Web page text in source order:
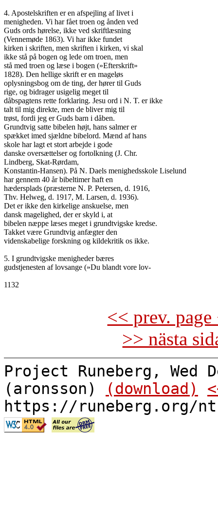
4. Apostelskriften er en afspejling af livet i
menigheden. Vi har fået troen og ånden ved
Guds ords hørelse, ikke ved skriftlæsning
(Vennemøde 1863). Vi har ikke fundet
kirken i skriften, men skriften i kirken, vi skal
ikke stå på bogen og lede om troen, men
stå med troen og læse i bogen (»Efterskrift»
1828). Den hellige skrift er en mageløs
oplysningsbog om de ting, der hører til Guds
rige, og bidrager usigelig meget til
dåbspagtens rette forklaring. Jesu ord i N. T. er ikke
talt til mig direkte, men de bliver mig til
trøst, fordi jeg er Guds barn i dåben.
Grundtvig satte bibelen højt, hans salmer er
spækket imed sjældne bibelord. Mænd af hans
skole har lagt et stort arbejde i gode
danske oversættelser og fortolkning (J. Chr.
Lindberg, Skat-Rørdam,
Konstantin-Hansen). På N. Daels menighedsskole Liselund
har gennem 40 år bibeltimer haft en
hædersplads (præsterne N. P. Petersen, d. 1916,
Thv. Helweg, d. 1917, M. Larsen, d. 1936).
Det er ikke den kirkelige anskuelse, men
dansk magelighed, der er skyld i, at
bibelen næppe læses meget i grundtvigske kredse.
Takket være Grundtvig anfægter den
videnskabelige forskning og kildekritik os ikke.
5. I grundtvigske menigheder bæres
gudstjenesten af lovsange (»Du blandt vore lov-
1132
<< prev.
>> nästa
Project Runeberg, Wed
(aronsson)
(download)
https://runeberg.org/